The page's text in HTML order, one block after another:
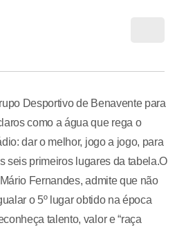
Desportivo de Benavente para
como a água que rega o
dar o melhor, jogo a jogo, para
seis primeiros lugares da tabela.O
Fernandes, admite que não
o 5º lugar obtido na época
talento, valor e “raça